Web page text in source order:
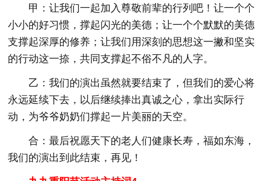
甲：让我们一起加入尊敬前辈的行列吧！让一个个
小小的好习惯，撑起闪光的美德；让一个个默默的美德
支撑起深厚的修养；让我们用深刻的思想这一撇和坚实
的行动这一捺，共同支撑起不俗不凡的人字。
乙：我们的演出虽然就要结束了，但我们的爱心将
永远延续下去，以后继续捧出真诚之心，拿出实际行
动，为爷爷奶奶们撑起一片美丽的天空。
合：最后祝愿天下的老人们健康长寿，福如东海，
我们的演出到此结束，再见！